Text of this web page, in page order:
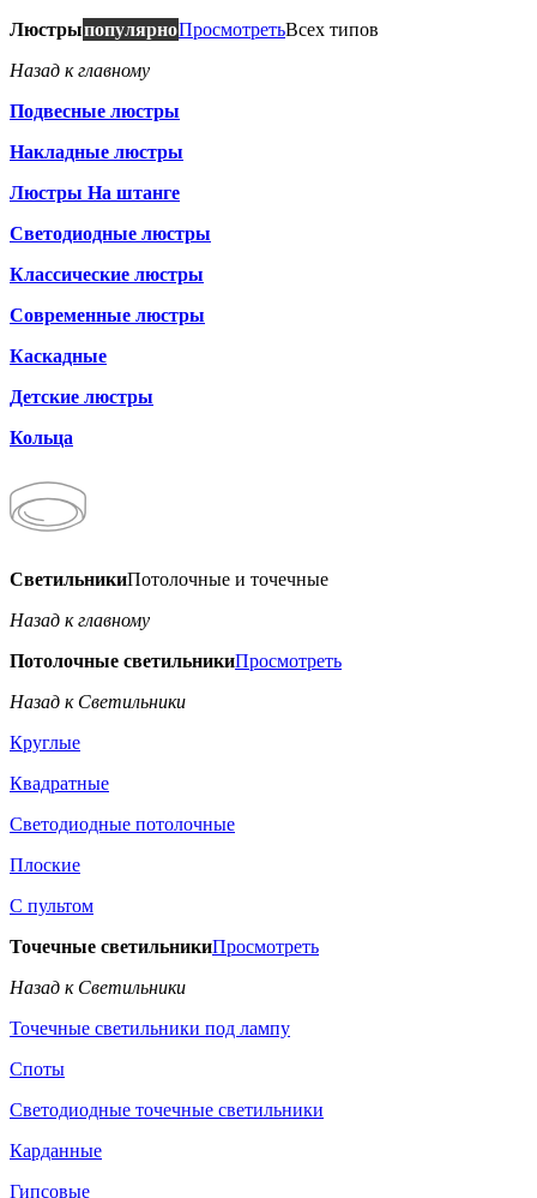
ЛюстрыпопулярноПросмотретьВсех типов
Назад к главному
Подвесные люстры
Накладные люстры
Люстры На штанге
Светодиодные люстры
Классические люстры
Современные люстры
Каскадные
Детские люстры
Кольца
СветильникиПотолочные и точечные
Назад к главному
Потолочные светильникиПросмотреть
Назад к Светильники
Круглые
Квадратные
Светодиодные потолочные
Плоские
С пультом
Точечные светильникиПросмотреть
Назад к Светильники
Точечные светильники под лампу
Споты
Светодиодные точечные светильники
Карданные
Гипсовые